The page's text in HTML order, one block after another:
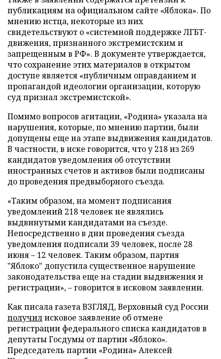
публикациям на официальном сайте «Яблока». По
мнению истца, некоторые из них
свидетельствуют о «системной поддержке ЛГБТ-
движения, признанного экстремистским и
запрещенным в РФ». В документе утверждается,
что сохранение этих материалов в открытом
доступе является «публичным оправданием и
пропагандой идеологии организации, которую
суд признал экстремистской».
Помимо вопросов агитации, «Родина» указала на
нарушения, которые, по мнению партии, были
допущены еще на этапе выдвижения кандидатов.
В частности, в иске говорится, что у 218 из 269
кандидатов уведомления об отсутствии
иностранных счетов и активов были подписаны
до проведения предвыборного съезда.
«Таким образом, на момент подписания
уведомлений 218 человек не являлись
выдвинутыми кандидатами на съезде.
Непосредственно в дни проведения съезда
уведомления подписали 39 человек, после 28
июня – 12 человек. Таким образом, партия
"Яблоко" допустила существенное нарушение
законодательства еще на стадии выдвижения и
регистрации», – говорится в исковом заявлении.
Как писала газета ВЗГЛЯД, Верховный суд России
получилисковое заявление об отмене
регистрации федерального списка кандидатов в
депутаты Госдумы от партии «Яблоко».
Председатель партии «Родина» Алексей